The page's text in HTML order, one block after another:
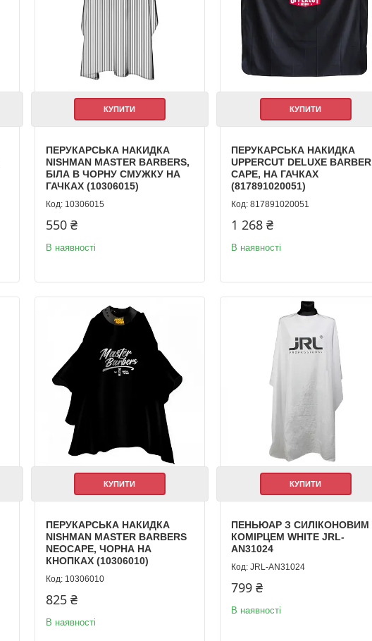
КУПИТИ
ПЕРУКАРСЬКА НАКИДКА
NISHMAN MASTER BARBERS,
БІЛА В ЧОРНУ СМУЖКУ НА
ГАЧКАХ (10306015)
10306015
550 ₴
В наявності
КУПИТИ
ПЕРУКАРСЬКА НАКИДКА
UPPERCUT DELUXE BARBER
CAPE, НА ГАЧКАХ
(817891020051)
817891020051
1 268 ₴
В наявності
КУПИТИ
ПЕРУКАРСЬКА НАКИДКА
NISHMAN MASTER BARBERS
NEOCAPE, ЧОРНА НА
КНОПКАХ (10306010)
10306010
825 ₴
В наявності
КУПИТИ
ПЕНЬЮАР З СИЛІКОНОВИМ
КОМІРЦЕМ WHITE JRL-
AN31024
JRL-AN31024
799 ₴
В наявності